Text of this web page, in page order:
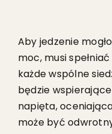
Aby jedzenie
moc, musi
każde wspólne
będzie
napięta,
może być